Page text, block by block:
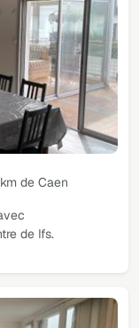
de Caen
de Ifs.